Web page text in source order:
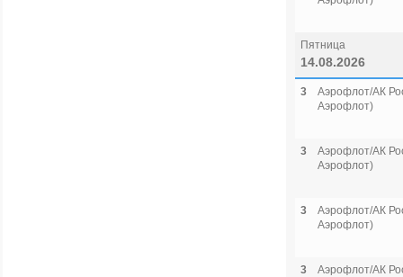
Пятница
14.08.2026
3
Аэрофлот/АК
Аэрофлот)
3
Аэрофлот/АК
Аэрофлот)
3
Аэрофлот/АК
Аэрофлот)
3
Аэрофлот/АК